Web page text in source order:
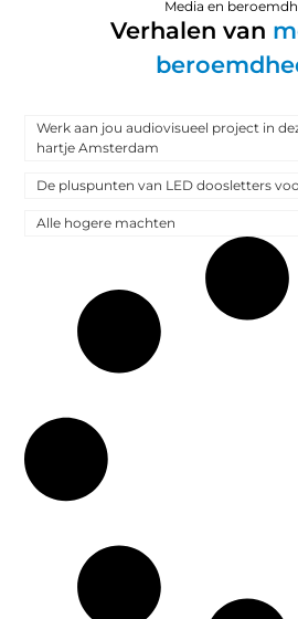
Media en
Verhalen van
Werk aan jou audiovisueel project in
hartje Amsterdam
De pluspunten van LED doosletters
Alle hogere machten